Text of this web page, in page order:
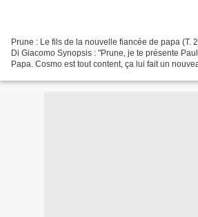
Prune : Le fils de la nouvelle fiancée de papa (T.
Di Giacomo Synopsis : "Prune, je te présente
Papa. Cosmo est tout content, ça lui fait un